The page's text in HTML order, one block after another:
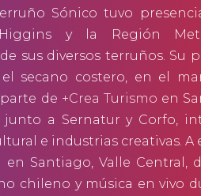
Sónico tuvo
y la Región
sus diversos terruños. Su
secano costero, en el
de +Crea Turismo en
junto a Sernatur y Corfo,
e industrias creativas. A
en Santiago, Valle Central,
chileno y música en vivo